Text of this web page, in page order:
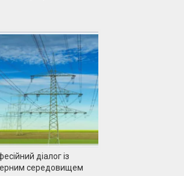
діалог із
середовищем